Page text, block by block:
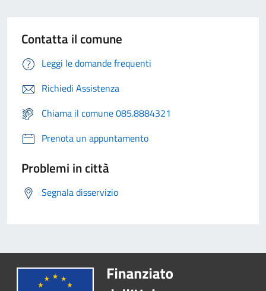
Contatta il comune
Leggi le domande frequenti
Richiedi Assistenza
Chiama il comune 085.8884321
Prenota un appuntamento
Problemi in città
Segnala disservizio